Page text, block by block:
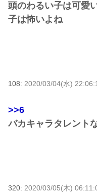
頭のわるい子は可愛
子は怖いよね
108: 2020/03/04(水)
>>6
バカキャラタレント
320: 2020/03/05(木)